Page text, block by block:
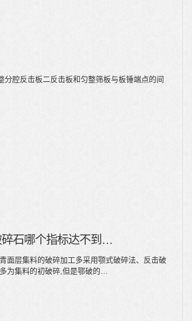
腔反击板二反击板和匀整筛板与板锤端点的间
碎石哪个指标达不到…
面层集料的破碎加工多采用颚式破碎法、反击破
为集料的初破碎,但是鄂破的…